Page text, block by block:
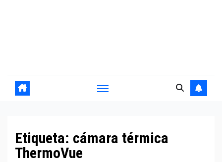
Etiqueta: cámara térmica
ThermoVue